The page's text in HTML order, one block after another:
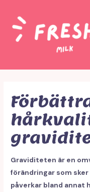
Graviditeten är en
förändringar som
påverkar bland annat